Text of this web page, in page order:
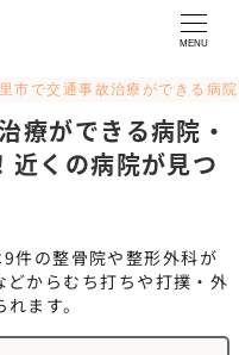
MENU
市で交通事故治療ができる病
療ができる病院・
近くの病院が見つ
9件の整骨院や整形外科が
からむち打ちや打撲・外
ます。